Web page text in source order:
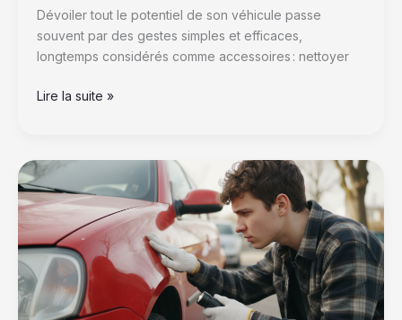
Dévoiler tout le potentiel de son véhicule passe
souvent par des gestes simples et efficaces,
longtemps considérés comme accessoires : nettoyer
Lire la suite »
Guide
2026
:
Les
clés
pour
choisir
sa